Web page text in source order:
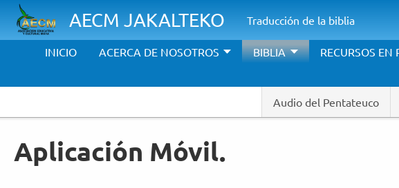
Pasar al contenido principal
AECM JAKALTEKO Traducción de la biblia
INICIO ACERCA DE NOSOTROS BIBLIA
Audio del Pentateuco
RECURSOS EN
Aplicación Móvil.